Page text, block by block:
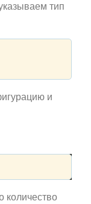
тип
и
количество